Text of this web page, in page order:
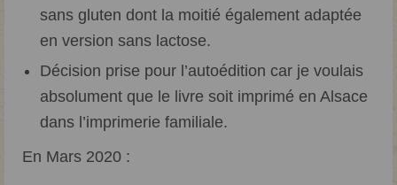
sans gluten dont la moitié également adaptée
en version sans lactose.
Décision prise pour l’autoédition car je voulais
absolument que le livre soit imprimé en Alsace
dans l’imprimerie familiale.
En Mars 2020 :